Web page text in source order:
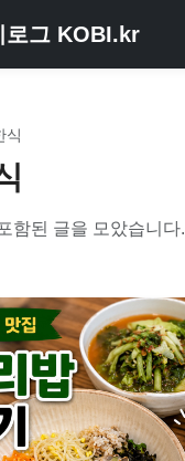
로그 KOBI.kr
식
함된 글을 모았습니다.